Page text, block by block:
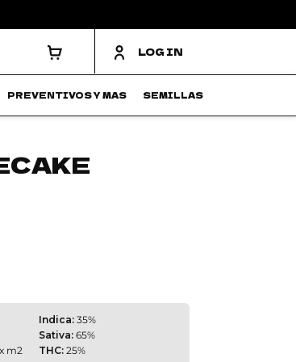
LOG IN
PREVENTIVOS Y MAS SEMILLAS
m2
Indica:35%
Sativa:65%
THC:25%